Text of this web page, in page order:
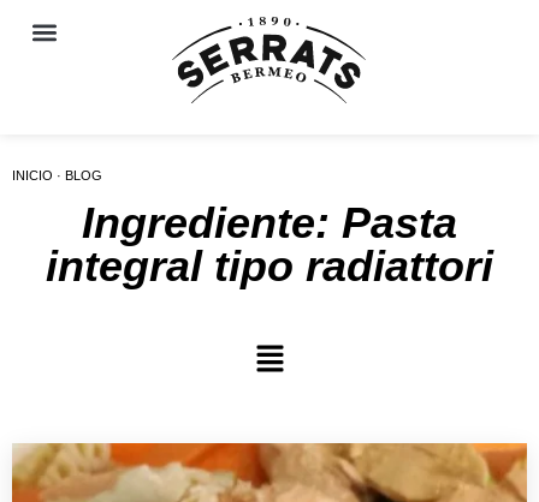
INICIO · BLOG
Ingrediente: Pasta
integral tipo radiattori